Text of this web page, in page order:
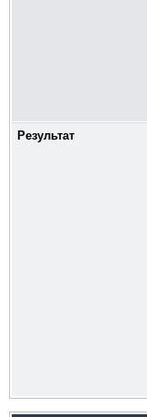
Результат